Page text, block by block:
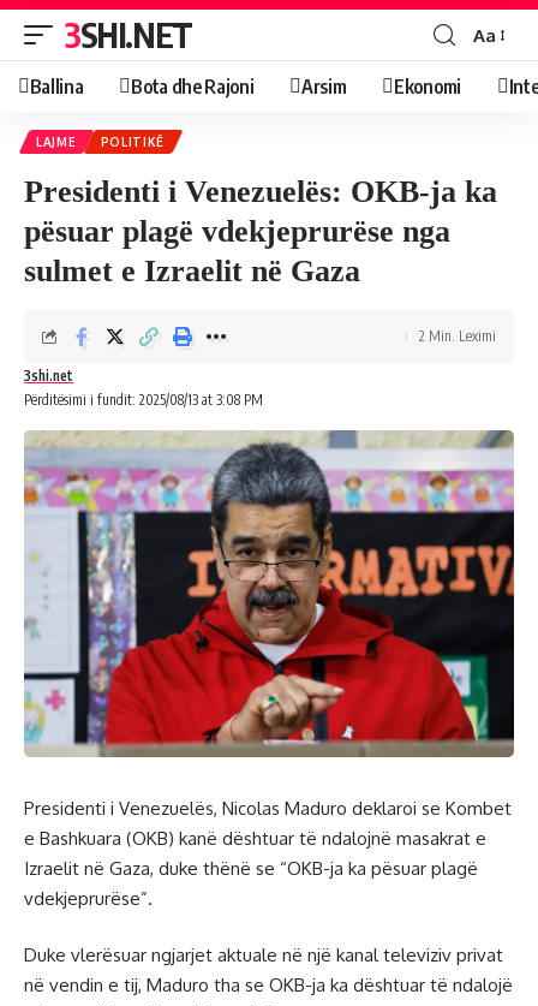
3SHI.NET Aa
Ballina Bota dhe Rajoni Arsim Ekonomi
LAJME POLITIKË
Presidenti i Venezuelës: OKB-ja ka
pësuar plagë vdekjeprurëse nga
sulmet e Izraelit në Gaza
Përditësimi i fundit: 2025/08/13 at 3:08 PM
3shi.net
2 Min. Leximi
Presidenti i Venezuelës, Nicolas Maduro deklaroi se Kombet
e Bashkuara (OKB) kanë dështuar të ndalojnë masakrat e
Izraelit në Gaza, duke thënë se “OKB-ja ka pësuar plagë
vdekjeprurëse”.
Duke vlerësuar ngjarjet aktuale në një kanal televiziv privat
në vendin e tij, Maduro tha se OKB-ja ka dështuar të ndalojë